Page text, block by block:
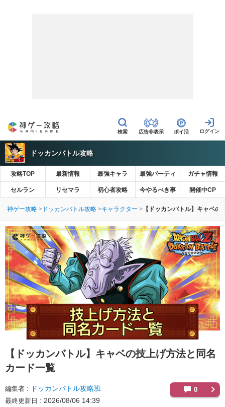
広告非表示 ポイ活
ドッカンバトル攻略
攻略TOP 最新情報 最強キャラ 最強パーティ ガチャ情報
セルラン リセマラ 初心者攻略 今やるべき事 開催中CP
神ゲー攻略 ドッカンバトル攻略 キャラクター 【ドッカンバトル】キャベ
【ドッカンバトル】 キャベの技上げ方法と同名
カード一覧
編集者 ドッカンバトル攻略班
最終更新日 2026/08/06 14:39
0